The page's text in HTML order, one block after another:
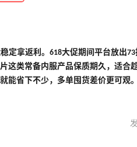
定拿返利。618大促期间平台放出
这类常备内服产品保质期久，适合
能省下不少，多单囤货差价更可观
9小时